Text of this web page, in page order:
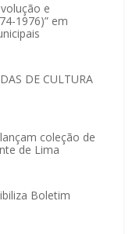
e
1976)” em
DE CULTURA
coleção de
de Lima
Boletim